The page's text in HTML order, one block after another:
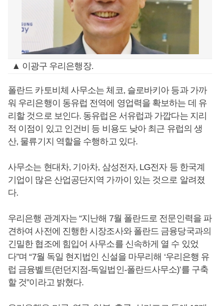
▲ 이광구 우리은행장.
폴란드 카토비체 사무소는 체코, 슬로바키아 등과 가까
워 우리은행이 동유럽 전역에 영업력을 확보하는 데 유
리할 것으로 보인다. 동유럽은 서유럽과 가깝다는 지리
적 이점이 있고 인건비 등 비용도 낮아 최근 유럽의 생
산, 물류기지 역할을 수행하고 있다.
사무소는 현대차, 기아차, 삼성전자, LG전자 등 한국계
기업이 많은 산업공단지역 가까이 있는 것으로 알려졌
다.
우리은행 관계자는 “지난해 7월 폴란드로 전문인력을 파
견하여 사전에 진행한 시장조사와 폴란드 금융당국과의
긴밀한 협조에 힘입어 사무소를 신속하게 열 수 있었
다”며 “7월 독일 현지법인 신설을 마무리해 ‘우리은행 유
럽 금융벨트(런던지점-독일법인-폴란드사무소)’를 구축
할 것”이라고 밝혔다.